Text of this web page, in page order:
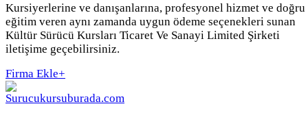
Kursiyerlerine ve danışanlarına, profesyonel hizmet ve doğru
eğitim veren aynı zamanda uygun ödeme seçenekleri sunan
Kültür Sürücü Kursları Ticaret Ve Sanayi Limited Şirketi
iletişime geçebilirsiniz.
Firma Ekle+